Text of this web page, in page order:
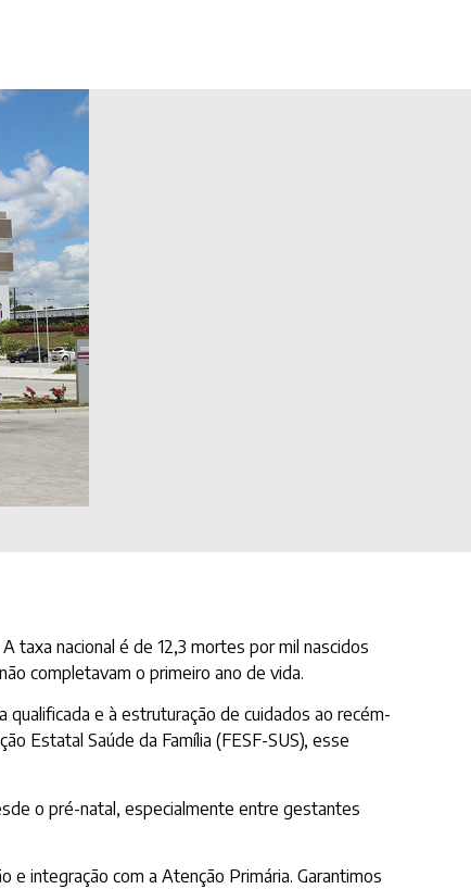
taxa nacional é de 12,3 mortes por mil nascidos
completavam o primeiro ano de vida.
e à estruturação de cuidados ao recém-
Estatal Saúde da Família (FESF-SUS), esse
o pré-natal, especialmente entre gestantes
integração com a Atenção Primária. Garantimos